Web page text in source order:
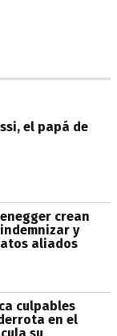
el papá de
crean
y
aliados
culpables
en el
su